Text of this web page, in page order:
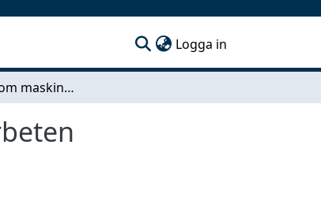
Logga in
Utveckling inom maskinguidning för anläggningsarbeten